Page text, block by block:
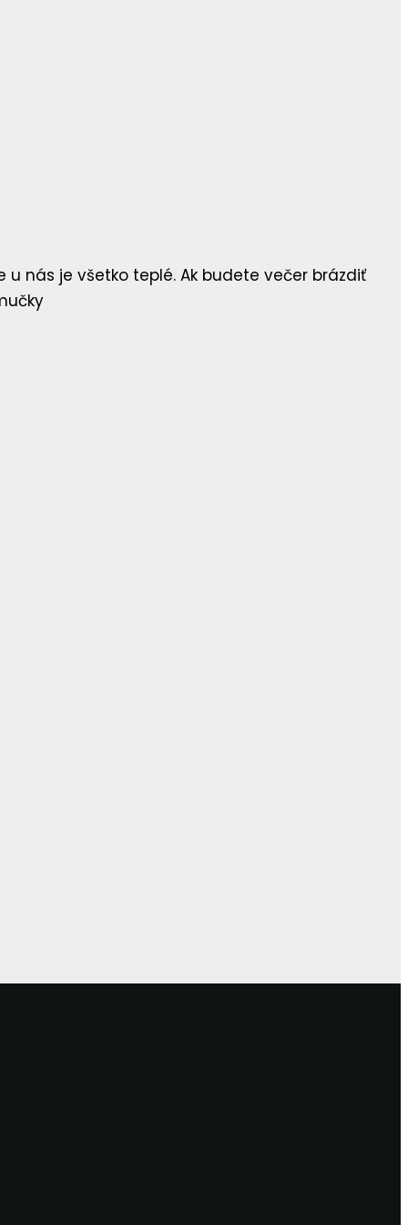
nás je všetko teplé. Ak budete večer brázdiť